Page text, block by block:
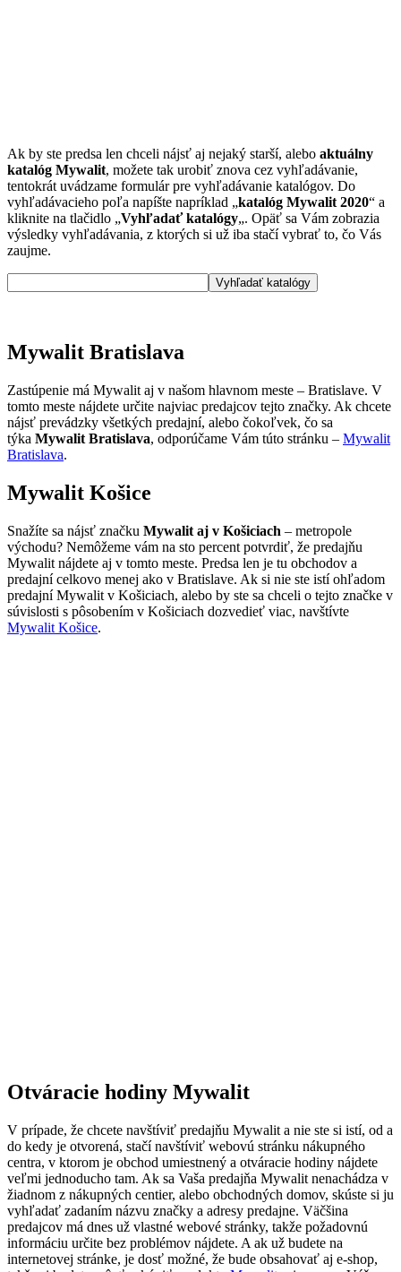
Ak by ste predsa len chceli nájsť aj nejaký starší, alebo aktuálny
katalóg Mywalit, možete tak urobiť znova cez vyhľadávanie,
tentokrát uvádzame formulár pre vyhľadávanie katalógov. Do
vyhľadávacieho poľa napíšte napríklad „katalóg Mywalit 2020“ a
kliknite na tlačidlo „Vyhľadať katalógy„. Opäť sa Vám zobrazia
výsledky vyhľadávania, z ktorých si už iba stačí vybrať to, čo Vás
zaujme.
Mywalit Bratislava
Zastúpenie má Mywalit aj v našom hlavnom meste – Bratislave. V
tomto meste nájdete určite najviac predajcov tejto značky. Ak chcete
nájsť prevádzky všetkých predajní, alebo čokoľvek, čo sa
týka Mywalit Bratislava, odporúčame Vám túto stránku – Mywalit
Bratislava.
Mywalit Košice
Snažíte sa nájsť značku Mywalit aj v Košiciach – metropole
východu? Nemôžeme vám na sto percent potvrdiť, že predajňu
Mywalit nájdete aj v tomto meste. Predsa len je tu obchodov a
predajní celkovo menej ako v Bratislave. Ak si nie ste istí ohľadom
predajní Mywalit v Košiciach, alebo by ste sa chceli o tejto značke v
súvislosti s pôsobením v Košiciach dozvedieť viac, navštívte
Mywalit Košice.
Otváracie hodiny Mywalit
V prípade, že chcete navštíviť predajňu Mywalit a nie ste si istí, od a
do kedy je otvorená, stačí navštíviť webovú stránku nákupného
centra, v ktorom je obchod umiestnený a otváracie hodiny nájdete
veľmi jednoducho tam. Ak sa Vaša predajňa Mywalit nenachádza v
žiadnom z nákupných centier, alebo obchodných domov, skúste si ju
vyhľadať zadaním názvu značky a adresy predajne. Väčšina
predajcov má dnes už vlastné webové stránky, takže požadovnú
informáciu určite bez problémov nájdete. A ak už budete na
internetovej stránke, je dosť možné, že bude obsahovať aj e-shop,